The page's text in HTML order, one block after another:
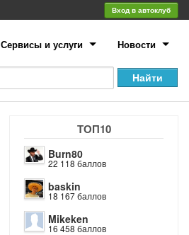
Вход в автоклуб
Сервисы и услуги Новости
ТОП10
Burn80
22 118 баллов
baskin
18 167 баллов
Mikeken
16 458 баллов